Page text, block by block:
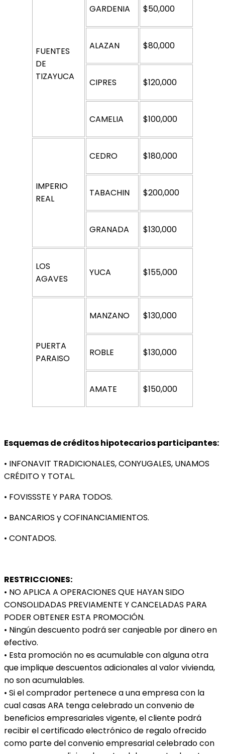
FUENTES
DE
TIZAYUCA
GARDENIA $50,000
ALAZAN $80,000
CIPRES $120,000
CAMELIA $100,000
IMPERIO
REAL
CEDRO $180,000
TABACHIN $200,000
GRANADA $130,000
LOS
AGAVES
YUCA $155,000
PUERTA
PARAISO
MANZANO $130,000
ROBLE $130,000
AMATE $150,000
Esquemas de créditos hipotecarios participantes:
• INFONAVIT TRADICIONALES, CONYUGALES, UNAMOS
CRÉDITO Y TOTAL.
• FOVISSSTE Y PARA TODOS.
• BANCARIOS y COFINANCIAMIENTOS.
• CONTADOS.
RESTRICCIONES:
• NO APLICA A OPERACIONES QUE HAYAN SIDO
CONSOLIDADAS PREVIAMENTE Y CANCELADAS PARA
PODER OBTENER ESTA PROMOCIÓN.
• Ningún descuento podrá ser canjeable por dinero en
efectivo.
• Esta promoción no es acumulable con alguna otra
que implique descuentos adicionales al valor vivienda,
no son acumulables.
• Si el comprador pertenece a una empresa con la
cual casas ARA tenga celebrado un convenio de
beneficios empresariales vigente, el cliente podrá
recibir el certificado electrónico de regalo ofrecido
como parte del convenio empresarial celebrado con